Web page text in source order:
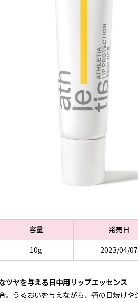
容量 発売日
10g 2023/04/07
ツヤを与える日中用リップエッセンス
。うるおいを与えながら、唇の日焼け